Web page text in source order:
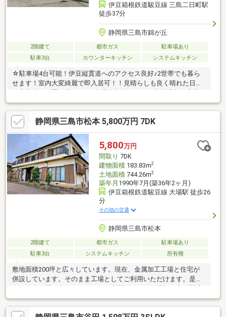
伊豆箱根鉄道駿豆線 三島二日町駅
徒歩37分
静岡県三島市錦が丘
2階建て 都市ガス
駐車場あり
駐車3台
カウンターキッチン システムキッチン
☆駐車場4台可能！伊豆縦貫道へのアクセス良好♪2世帯でも暮ら
せます！室内大変綺麗で即入居可！！見晴らしも良く晴れた日に
す。
静岡県三島市松本 5,800万円 7DK
5,800万円
間取り 7DK
建物面積183.83m2
土地面積744.26m2
築年月 1990年7月(築36年2ヶ月)
伊豆箱根鉄道駿豆線 大場駅 徒歩26
分
その他の交通
静岡県三島市松本
2階建て 都市ガス
駐車場あり
駐車3台
システムキッチン 所有権
敷地面積200坪と広々しています。現在、金属加工工場と住宅が
併設しています。そのまま工場としてご利用いただけます。是非
いたします。